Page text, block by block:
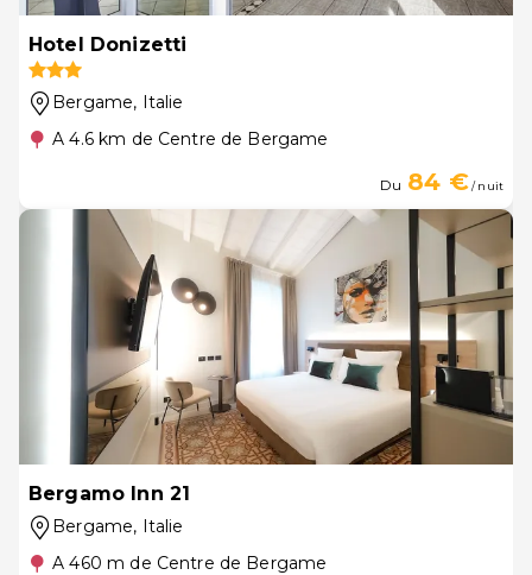
Hotel Donizetti
Bergame, Italie
A 4.6 km de Centre de Bergame
Du 84 €/ nuit
Bergamo Inn 21
Bergame, Italie
A 460 m de Centre de Bergame